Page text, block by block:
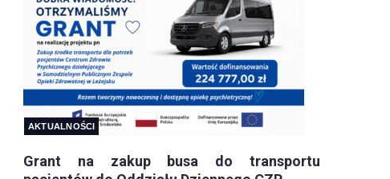
AKTUALNOŚCI
Grant na zakup busa do transportu